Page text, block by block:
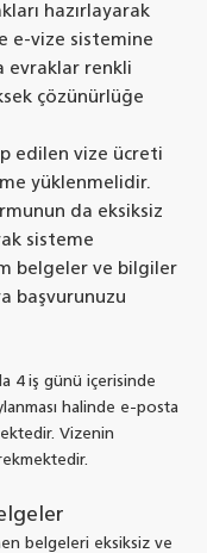
hazırlayarak
e-vize sistemine
evraklar renkli
çözünürlüğe
edilen vize ücreti
yüklenmelidir.
da eksiksiz
sisteme
belgeler ve bilgiler
başvurunuzu
4 iş günü içerisinde
halinde e-posta
Vizenin
belgeleri eksiksiz ve